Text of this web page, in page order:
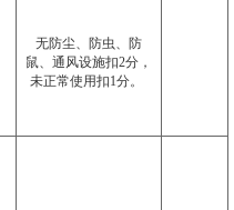
无防尘、防虫、防
鼠、通风设施扣2分，
未正常使用扣1分。